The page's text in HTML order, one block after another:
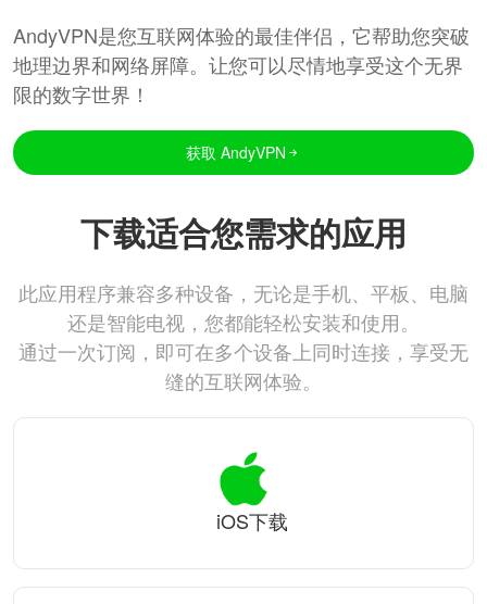
AndyVPN是您互联网体验的最佳伴侣，它帮助您突破
地理边界和网络屏障。让您可以尽情地享受这个无界
限的数字世界！
获取 AndyVPN
下载适合您需求的应用
此应用程序兼容多种设备，无论是手机、平板、电脑
还是智能电视，您都能轻松安装和使用。
通过一次订阅，即可在多个设备上同时连接，享受无
缝的互联网体验。
iOS下载